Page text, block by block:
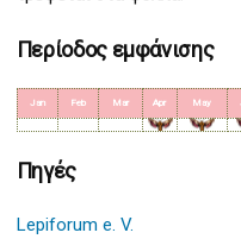
Περίοδος εμφάνισης
Jan Feb Mar Apr May
Πηγές
Lepiforum e. V.